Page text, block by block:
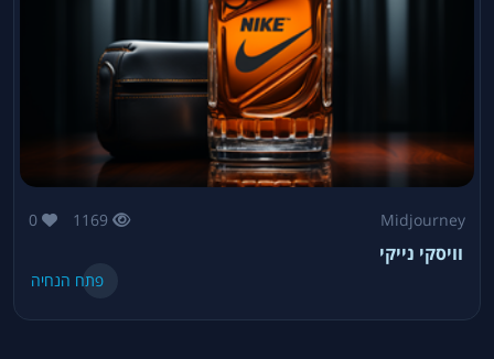
Midjourney
1169
0
וויסקי נייקי
פתח הנחיה